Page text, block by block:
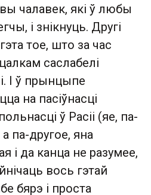
чалавек, які ў любы
і знікнуць. Другі
тое, што за час
саслабелі
І ў прынцыпе
на пасіўнасці
ў Расіі (яе, па-
па-другое, яна
і да канца не разумее,
вось гэтай
бярэ і проста